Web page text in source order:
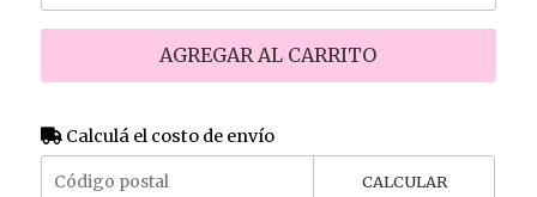
AGREGAR AL CARRITO
Calculá el costo de envío
CALCULAR